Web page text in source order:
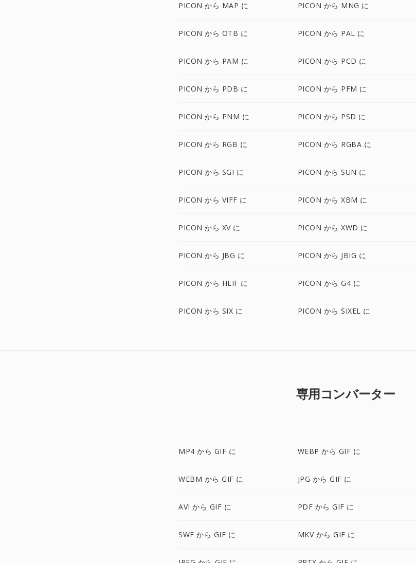
PICON から MAP に PICON から MNG に
PICON から OTB に PICON から PAL に
PICON から PAM に PICON から PCD に
PICON から PDB に PICON から PFM に
PICON から PNM に PICON から PSD に
PICON から RGB に PICON から RGBA に
PICON から SGI に PICON から SUN に
PICON から VIFF に PICON から XBM に
PICON から XV に PICON から XWD に
PICON から JBG に PICON から JBIG に
PICON から HEIF に PICON から G4 に
PICON から SIX に PICON から SIXEL に
専用コンバーター
MP4 から GIF に WEBP から GIF に
WEBM から GIF に JPG から GIF に
AVI から GIF に PDF から GIF に
SWF から GIF に MKV から GIF に